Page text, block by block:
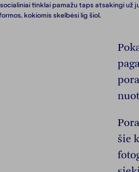
tinklai pamažu taps atsakingi
kokiomis skelbėsi lig šiol.
šie